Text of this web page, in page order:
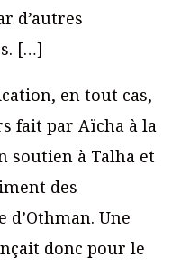
d’autres
[…]
en tout cas,
fait par Aïcha à la
soutien à Talha et
des
Une
donc pour le